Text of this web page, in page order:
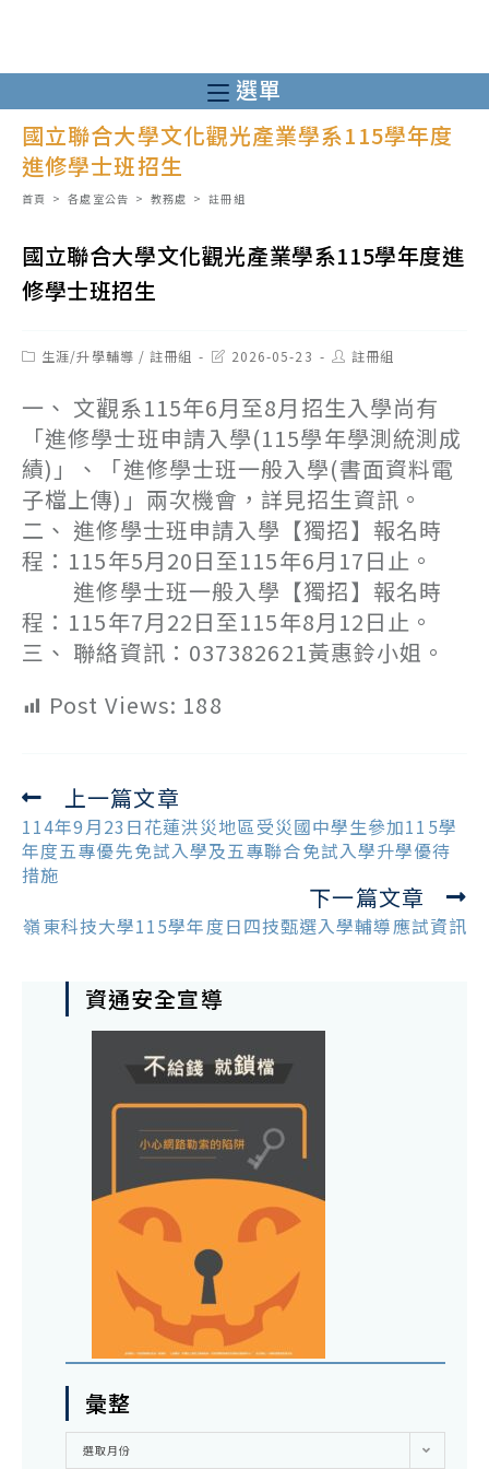
至
主
內
選單
國立聯合大學文化觀光產業學系115學年度
進修學士班招生
首頁 > 各處室公告 > 教務處 > 註冊組
國立聯合大學文化觀光產業學系115學年度進
修學士班招生
Post生涯/升學輔導 / 註冊組
Post2026-05-23
Post註冊組
一、 文觀系115年6月至8月招生入學尚有
「進修學士班申請入學(115學年學測統測成
績)」、「進修學士班一般入學(書面資料電
子檔上傳)」兩次機會，詳見招生資訊。
二、 進修學士班申請入學【獨招】報名時
程：115年5月20日至115年6月17日止。
進修學士班一般入學【獨招】報名時
程：115年7月22日至115年8月12日止。
三、 聯絡資訊：037382621黃惠鈴小姐。
Post Views: 188
Read
more
articles
上一篇文章
114年9月23日花蓮洪災地區受災國中學生參加115學
年度五專優先免試入學及五專聯合免試入學升學優待
措施
下一篇文章
嶺東科技大學115學年度日四技甄選入學輔導應試資訊
資通安全宣導
彙整
彙
選取月份